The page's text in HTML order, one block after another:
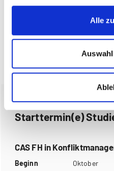
Alle
Studienplan CAS FH in
Mediation Herbst 2026 |
Dateien
Starttermin(e)
CAS FH in
Beginn
Oktober